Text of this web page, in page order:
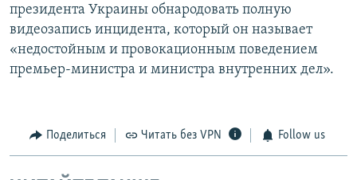
президента Украины обнародовать полную
видеозапись инцидента, который он называет
«недостойным и провокационным поведением
премьер-министра и министра внутренних дел».
Поделиться Читать без VPN Follow us